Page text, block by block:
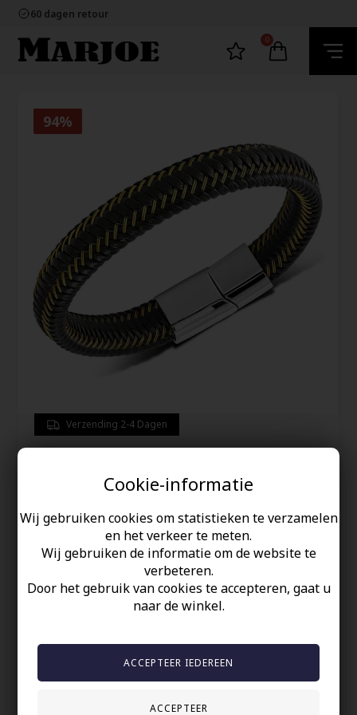
Cookie-informatie
Wij gebruiken cookies om statistieken te verzamelen
en het verkeer te meten.
Wij gebruiken de informatie om de website te
verbeteren.
Door het gebruik van cookies te accepteren, gaat u
naar de winkel.
60 dagen retour
Ecommerce Europe
100% nikkelvrij sieraden
60 dagen retour
0
94%
Verzending 2-4 Dagen
3,00EUR
Lengte:
Coole herenarmband / magneet roestvrijstalen sluiting.